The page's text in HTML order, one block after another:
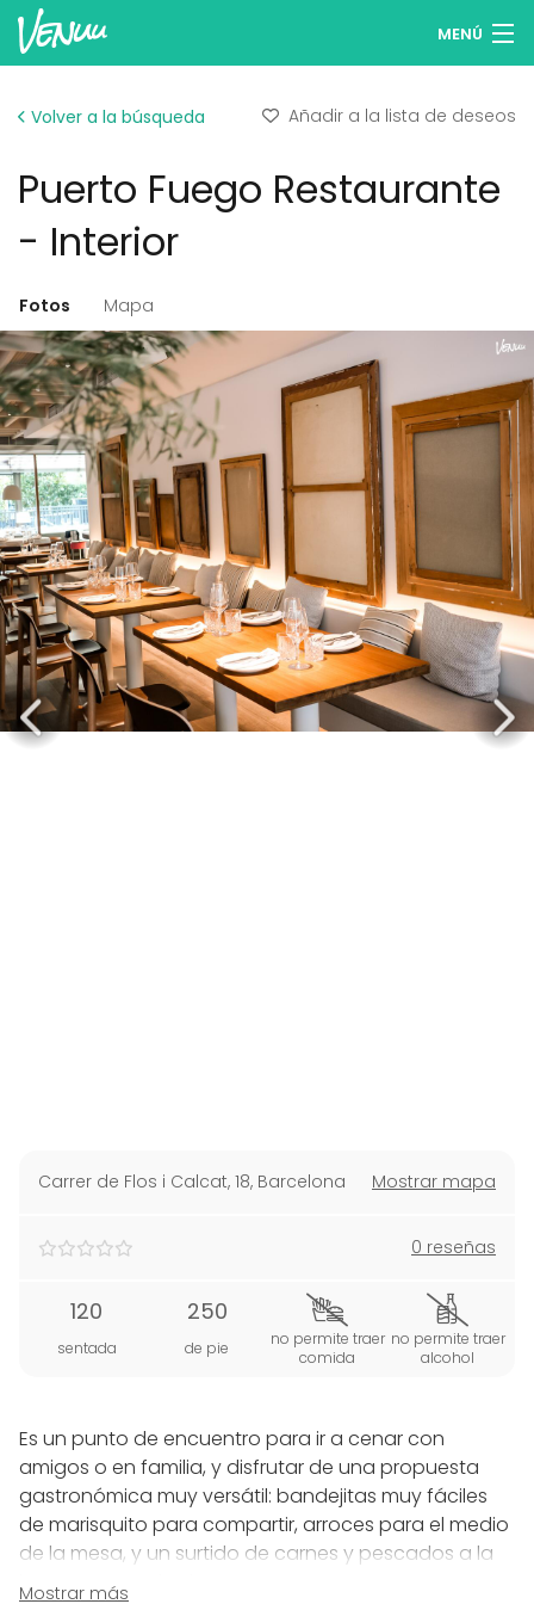
MENÚ
Iniciar sesión
Volver a la búsqueda Añadir a la lista de deseos
Puerto Fuego Restaurante
- Interior
Fotos Mapa
Carrer de Flos i Calcat, 18, Barcelona Mostrar mapa
0 reseñas
120
sentada
250
de pie
no permite traer
comida
no permite traer
alcohol
Es un punto de encuentro para ir a cenar con
amigos o en familia, y disfrutar de una propuesta
gastronómica muy versátil: bandejitas muy fáciles
de marisquito para compartir, arroces para el medio
de la mesa, y un surtido de carnes y pescados a la
brasa para todos los gustos.
Mostrar más